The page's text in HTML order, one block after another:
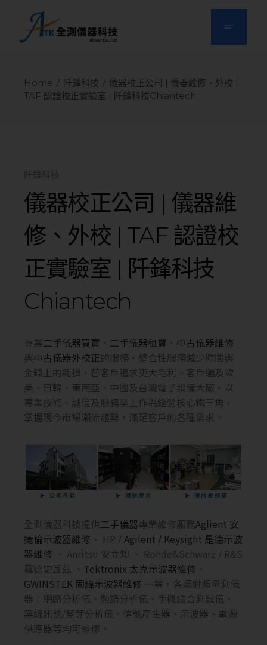
Home 阡鋒科技
儀器校正公司 | 儀器維修、外校 |
TAF 認證校正實驗室 | 阡鋒科技Chiantech
阡鋒科技
儀器校正公司 | 儀器維
修、外校 | TAF 認證校
正實驗室 | 阡鋒科技
Chiantech
專業二手儀器買賣 、 二手儀器租賃 、 中古儀器維修
與中古儀器外校正的服務，整合性服務減少時間與
金錢上的耗損，替客戶追求更大毛利。客戶遍及歐
美、日韓、東南亞、中國及台灣電子設備大廠，以
專業技術、誠信及服務至上作為經營核心鐵三角，
掌握現今市場潮流趨勢，滿足客戶的各種需求。
全測儀器科技提供二手儀器專業維修服務Aglient 安
捷倫示波器維修 、 HP /Agilent / Keysight 是德示波
器維修 、 Anritsu 安立知 、 Rohde&Schwarz / R&S
羅德史瓦茲 、 Tektronix 太克示波器維修 、
GWINSTEK 固緯示波器維修 …等，各類射頻量測儀
器：網路分析儀、頻譜分析儀、手機綜合測試儀、
無線訊號/藍芽分析儀、信號產生器、示波器、電源
供應器等均可維修。